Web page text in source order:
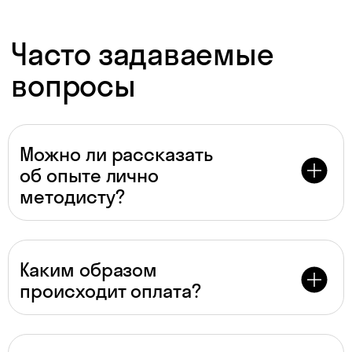
Можно ли рассказать
об опыте лично
методисту?
Каким образом
происходит оплата?
Даю согласие на
персональных данных
Даю согласие наполучение рекламы
Перейти к анкете
Для преподавателей
* По версии Smart Ranking, 2024 г.